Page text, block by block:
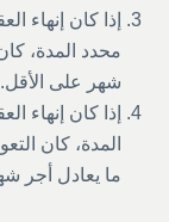
إذا كان إنهاء
محدد المدة،
شهر على الأقل.
إذا كان إنهاء
المدة، كان
ما يعادل أجر